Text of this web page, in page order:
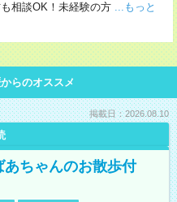
相談OK！未経験の方 ...もっと
らのオススメ
掲載日：2026.08.10
あちゃんのお散歩付